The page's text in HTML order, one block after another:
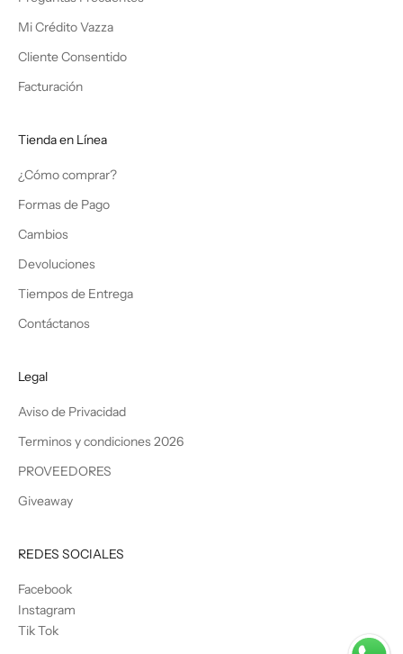
Mi Crédito Vazza
Cliente Consentido
Facturación
Tienda en Línea
¿Cómo comprar?
Formas de Pago
Cambios
Devoluciones
Tiempos de Entrega
Contáctanos
Legal
Aviso de Privacidad
Terminos y condiciones 2026
PROVEEDORES
Giveaway
REDES SOCIALES
Facebook
Instagram
Tik Tok